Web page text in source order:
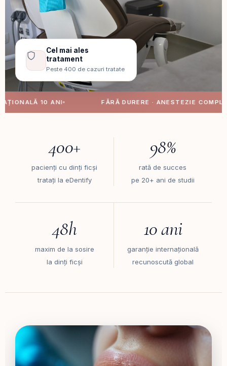
Cel mai ales
tratament
Peste 400 de cazuri tratate
FĂRĂ DURERE · ANESTEZIE COMPLETĂ
400+
pacienți cu dinți ficși
tratați la eDentify
98%
rată de succes
pe 20+ ani de studii
48h
maxim de la sosire
la dinți ficși
10 ani
garanție internațională
recunoscută global